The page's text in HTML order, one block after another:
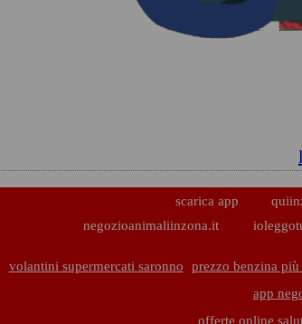
scarica app
negozioanimaliinzona.it
volantini supermercati saronno prezzo benzina più
app
offerte online